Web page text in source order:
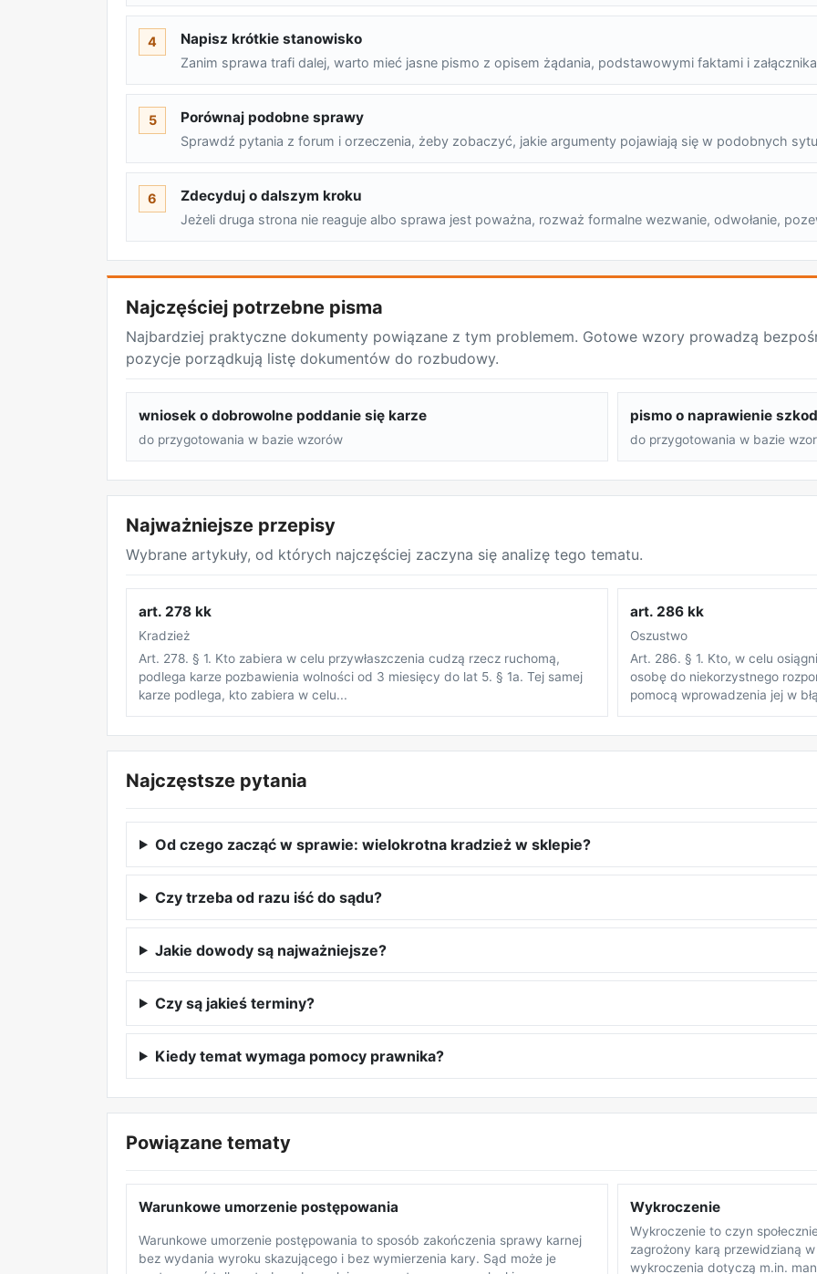
4 Napisz krótkie stanowisko
Zanim sprawa trafi dalej, warto mieć jasne pismo z opisem żądania, podstawowymi faktami i
5 Porównaj podobne sprawy
Sprawdź pytania z forum i orzeczenia, żeby zobaczyć, jakie argumenty pojawiają się w podobnych
6 Zdecyduj o dalszym kroku
Jeżeli druga strona nie reaguje albo sprawa jest poważna, rozważ formalne wezwanie, odwołanie,
Najczęściej potrzebne pisma
Najbardziej praktyczne dokumenty powiązane z tym problemem. Gotowe wzory prowadzą
pozycje porządkują listę dokumentów do rozbudowy.
wniosek o dobrowolne poddanie się karze
do przygotowania w bazie wzorów
pismo o naprawienie
do przygotowania w bazie
Najważniejsze przepisy
Wybrane artykuły, od których najczęściej zaczyna się analizę tego tematu.
art. 278 kk
Kradzież
Art. 278. § 1. Kto zabiera w celu przywłaszczenia cudzą rzecz ruchomą,
podlega karze pozbawienia wolności od 3 miesięcy do lat 5. § 1a. Tej samej
karze podlega, kto zabiera w celu...
art. 286 kk
Oszustwo
Art. 286. § 1. Kto, w celu
osobę do niekorzystnego
pomocą wprowadzenia jej w
Najczęstsze pytania
Od czego zacząć w sprawie: wielokrotna kradzież w sklepie?
Czy trzeba od razu iść do sądu?
Jakie dowody są najważniejsze?
Czy są jakieś terminy?
Kiedy temat wymaga pomocy prawnika?
Powiązane tematy
Warunkowe umorzenie postępowania
Warunkowe umorzenie postępowania to sposób zakończenia sprawy karnej
bez wydania wyroku skazującego i bez wymierzenia kary. Sąd może je
Wykroczenie
Wykroczenie to czyn
zagrożony karą przewidzianą
wykroczenia dotyczą m.in.